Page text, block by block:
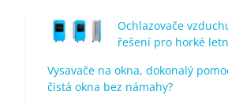
Ochlazovače
řešení pro horké
Vysavače na okna, dokonalý
čistá okna bez námahy?